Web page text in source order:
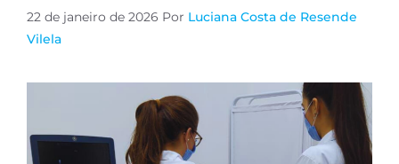
22 de janeiro de 2026 Por Luciana Costa de Resende
Vilela